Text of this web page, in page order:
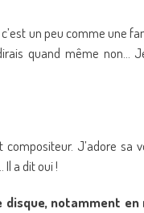
un peu comme une
quand même non…
J’adore sa
a dit oui !
notamment en